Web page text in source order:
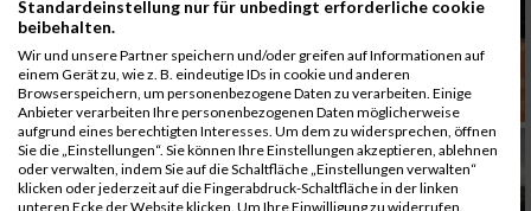
Standardeinstellung nur für unbedingt erforderliche cookie
beibehalten.
Wir und unsere Partner speichern und/oder greifen auf Informationen auf
einem Gerät zu, wie z. B. eindeutige IDs in cookie und anderen
Browserspeichern, um personenbezogene Daten zu verarbeiten. Einige
Anbieter verarbeiten Ihre personenbezogenen Daten möglicherweise
aufgrund eines berechtigten Interesses. Um dem zu widersprechen, öffnen
Sie die „Einstellungen“. Sie können Ihre Einstellungen akzeptieren, ablehnen
oder verwalten, indem Sie auf die Schaltfläche „Einstellungen verwalten“
klicken oder jederzeit auf die Fingerabdruck-Schaltfläche in der linken
unteren Ecke der Website klicken. Um Ihre Einwilligung zu widerrufen,